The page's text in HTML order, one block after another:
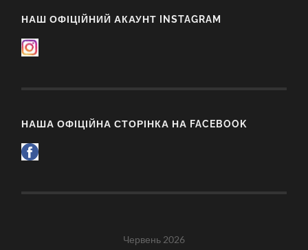
НАШ ОФІЦІЙНИЙ АКАУНТ INSTAGRAM
НАША ОФІЦІЙНА СТОРІНКА НА FACEBOOK
Червень 2026